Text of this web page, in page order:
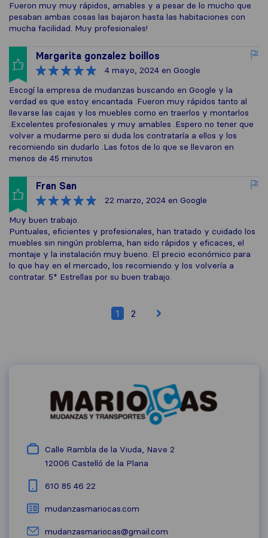
Fueron muy muy rápidos, amables y a pesar de lo mucho que
pesaban ambas cosas las bajaron hasta las habitaciones con
mucha facilidad. Muy profesionales!
Margarita gonzalez boillos
4 mayo, 2024 en Google
Escogí la empresa de mudanzas buscando en Google y la
verdad es que estoy encantada .Fueron muy rápidos tanto al
llevarse las cajas y los muebles como en traerlos y montarlos
.Excelentes profesionales y muy amables .Espero no tener que
volver a mudarme pero si duda los contrataría a ellos y los
recomiendo sin dudarlo .Las fotos de lo que se llevaron en
menos de 45 minutos
Fran San
22 marzo, 2024 en Google
Muy buen trabajo.
Puntuales, eficientes y profesionales, han tratado y cuidado los
muebles sin ningún problema, han sido rápidos y eficaces, el
montaje y la instalación muy bueno. El precio económico para
lo que hay en el mercado, los recomiendo y los volvería a
contratar. 5* Estrellas por su buen trabajo.
1 2
Calle Rambla de la Viuda, Nave 2
12006 Castelló de la Plana
610 85 46 22
mudanzasmariocas.com
mudanzasmariocas@gmail.com